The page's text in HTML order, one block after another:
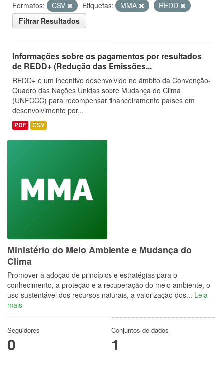
Formatos:
CSV Etiquetas: MMA
REDD
Filtrar Resultados
Informações sobre os pagamentos por resultados
de REDD+ (Redução das Emissões...
REDD+ é um incentivo desenvolvido no âmbito da Convenção-
Quadro das Nações Unidas sobre Mudança do Clima
(UNFCCC) para recompensar financeiramente países em
desenvolvimento por...
PDF CSV
Ministério do Meio Ambiente e Mudança do
Clima
Promover a adoção de princípios e estratégias para o
conhecimento, a proteção e a recuperação do meio ambiente, o
uso sustentável dos recursos naturais, a valorização dos... Leia
mais
Seguidores
0
Conjuntos de dados
1